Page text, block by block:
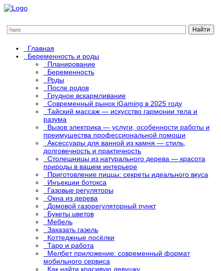
Главная
Беременность и роды
Планирование
Беременность
Роды
После родов
Грудное вскармливание
Современный рынок iGaming в 2025 году
Тайский массаж — искусство гармонии тела и
разума
Вызов электрика — услуги, особенности работы и
преимущества профессиональной помощи
Аксессуары для ванной из камня — стиль,
долговечность и практичность
Столешницы из натурального дерева — красота
природы в вашем интерьере
Приготовление пиццы: секреты идеального вкуса
Инъекции ботокса
Газовые регуляторы
Окна из дерева
Домовой газорегуляторный пункт
Букеты цветов
Мебель
Заказать газель
Коттеджные посёлки
Таро и работа
Мелбет приложение: современный формат
мобильного сервиса
Как найти красивую девушку